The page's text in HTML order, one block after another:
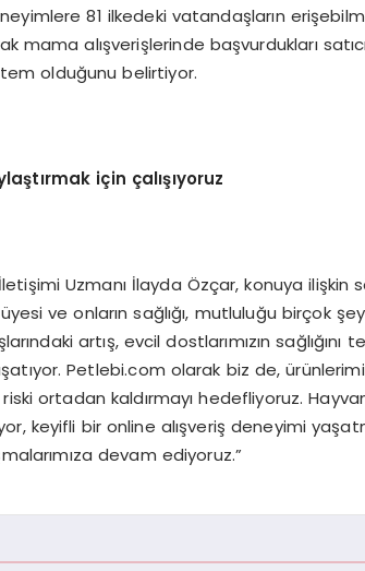
81 ilkedeki vatandaşların
alışverişlerinde başvurdukları
olduğunu belirtiyor.
için çalışıyoruz
Uzmanı İlayda Özçar, konuya ilişkin
ve onların sağlığı, mutluluğu birçok
artış, evcil dostlarımızın
Petlebi.com olarak biz de,
ortadan kaldırmayı hedefliyoruz.
keyifli bir online alışveriş deneyimi
devam ediyoruz.”